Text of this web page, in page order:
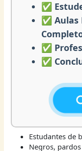
✅
✅ Aulas
✅
✅
Estudantes de
Negros,